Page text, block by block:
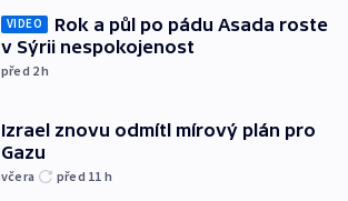
VIDEO
Rok a půl po pádu Asada roste
v Sýrii nespokojenost
před 2h
Izrael znovu odmítl mírový plán pro
Gazu
včera před 11 h